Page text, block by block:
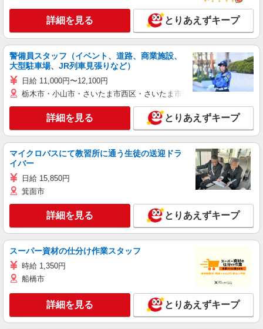
詳細を見る とりあえずキープ
警備員スタッフ（イベント、道路、商業施設、
大型駐車場、JR列車見張りなど）
日給 11,000円〜12,100円
栃木市・小山市・さいたま市西区・さいたま市岩槻区・久喜市・蓮田
詳細を見る とりあえずキープ
マイクロバスにて教習所に通う生徒の送迎ドラ
イバー
日給 15,850円
箕面市
詳細を見る とりあえずキープ
スーパー資材の仕分け作業スタッフ
時給 1,350円
船橋市
詳細を見る とりあえずキープ